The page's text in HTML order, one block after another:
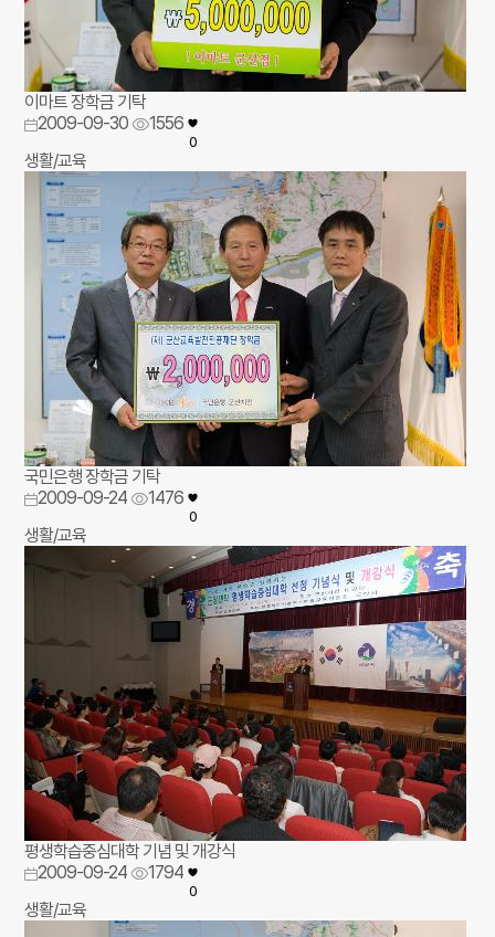
이마트 장학금 기탁
2009-09-30
1556
0
생활/교육
국민은행 장학금 기탁
2009-09-24
1476
0
생활/교육
평생학습중심대학 기념 및 개강식
2009-09-24
1794
0
생활/교육